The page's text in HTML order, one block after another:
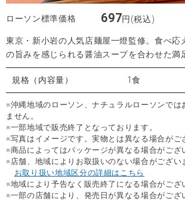
ローソン標準価格 697円(税込)
東京・新小岩の人気店麺屋一燈監修。食べ応
の旨みを感じられる醤油スープを合わせた満
規格（内容量） 1食
※沖縄地域のローソン、ナチュラルローソンでは
ません。
※一部地域で販売終了となっております。
※写真はイメージです。実物とは異なる場合がご
※商品によってはパッケージが異なる場合がござ
※店舗、地域によりお取扱いのない場合がござい
お取り扱い地域区分の詳細はこちら
※地域により予告なく販売終了になる場合がござ
※一部の店舗により、発売日が異なる場合がござ